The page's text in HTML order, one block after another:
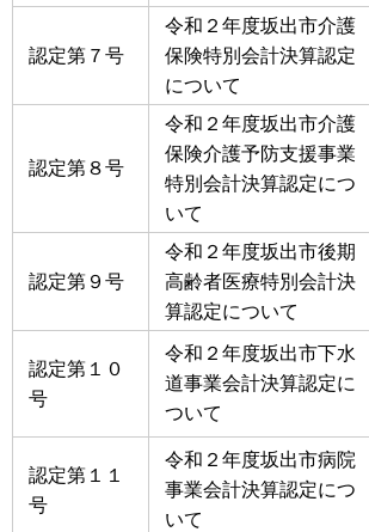
認定第７号
令和２年度坂出市介護
保険特別会計決算認定
について
認定第８号
令和２年度坂出市介護
保険介護予防支援事業
特別会計決算認定につ
いて
認定第９号
令和２年度坂出市後期
高齢者医療特別会計決
算認定について
認定第１０
号
令和２年度坂出市下水
道事業会計決算認定に
ついて
認定第１１
号
令和２年度坂出市病院
事業会計決算認定につ
いて